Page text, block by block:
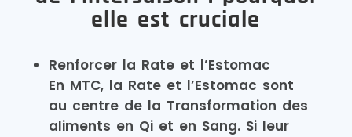
elle est cruciale
Renforcer la Rate et l’Estomac
En MTC, la Rate et l’Estomac sont
au centre de la Transformation des
aliments en Qi et en Sang. Si leur